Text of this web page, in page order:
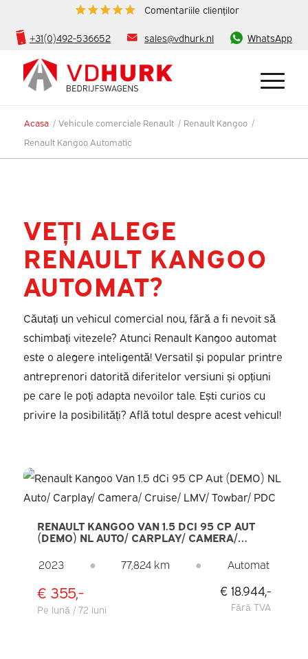
Comentariile clienților
+31(0)492-536652 sales@vdhurk.nl WhatsApp
Acasa / Vehicule comerciale Renault / Renault Kangoo /
Renault Kangoo Automatic
VEȚI ALEGE
RENAULT KANGOO
AUTOMAT?
Căutați un vehicul comercial nou, fără a fi nevoit să
schimbați vitezele? Atunci Renault Kangoo automat
este o alegere inteligentă! Versatil și popular printre
antreprenori datorită diferitelor versiuni și opțiuni
pe care le poți adapta nevoilor tale. Ești curios cu
privire la posibilități? Află totul despre acest vehicul!
RENAULT KANGOO VAN 1.5 DCI 95 CP AUT
(DEMO) NL AUTO/ CARPLAY/ CAMERA/
CRUISE/ LMV/ TOWBAR/ PDC
2023
● 77,824 km ● Automat
€ 355,-
Pe lună / 72 luni
€ 18.944,-
Fără TVA